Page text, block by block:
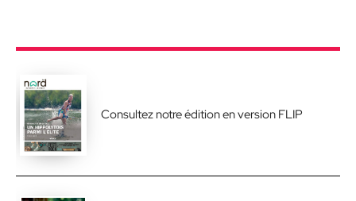
Consultez notre édition en version FLIP